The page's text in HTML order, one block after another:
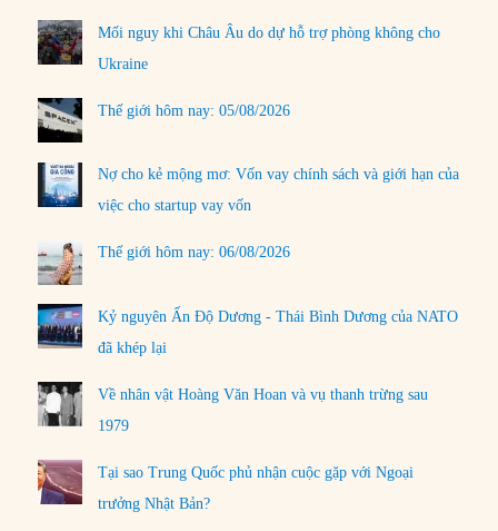
Mối nguy khi Châu Âu do dự hỗ trợ phòng không cho
Ukraine
Thế giới hôm nay: 05/08/2026
Nợ cho kẻ mộng mơ: Vốn vay chính sách và giới hạn của
việc cho startup vay vốn
Thế giới hôm nay: 06/08/2026
Kỷ nguyên Ấn Độ Dương - Thái Bình Dương của NATO
đã khép lại
Về nhân vật Hoàng Văn Hoan và vụ thanh trừng sau
1979
Tại sao Trung Quốc phủ nhận cuộc gặp với Ngoại
trưởng Nhật Bản?